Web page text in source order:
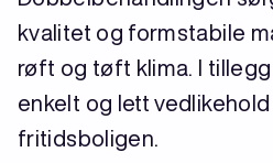
kvalitet og formstabile
røft og tøft klima. I
enkelt og lett
fritidsboligen.